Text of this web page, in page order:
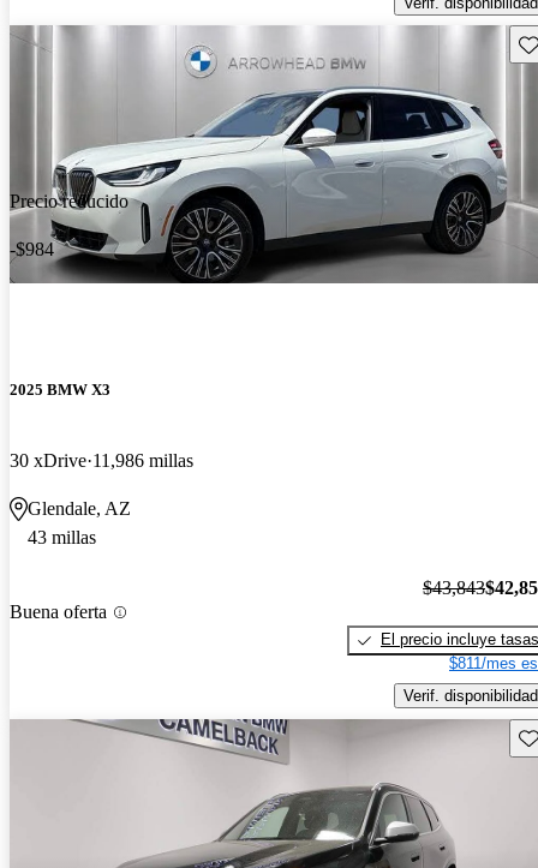
Precio reducido
-$984
2025 BMW X3
30 xDrive 11,986 millas
Glendale, AZ
43 millas
Buena oferta
$43,843
El precio incluye tasas
$811/mes
Verif. disponibilidad